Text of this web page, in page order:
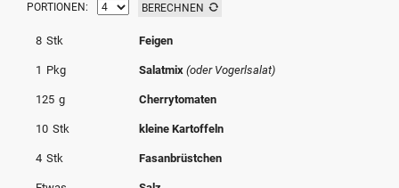
© Krone Multimedia GmbH & Co KG 2026
Muthgasse 2, 1190 Wien
PORTIONEN: BERECHNEN
8 Stk Feigen
1 Pkg Salatmix(oder Vogerlsalat)
125 g Cherrytomaten
10 Stk kleine Kartoffeln
4 Stk Fasanbrüstchen